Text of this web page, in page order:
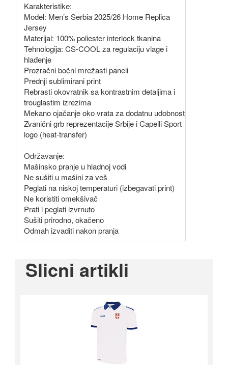
Karakteristike:
Model: Men’s Serbia 2025/26 Home Replica
Jersey
Materijal: 100% poliester interlock tkanina
Tehnologija: CS-COOL za regulaciju vlage i
hlađenje
Prozračni bočni mrežasti paneli
Prednji sublimirani print
Rebrasti okovratnik sa kontrastnim detaljima i
trouglastim izrezima
Mekano ojačanje oko vrata za dodatnu udobnost
Zvanični grb reprezentacije Srbije i Capelli Sport
logo (heat-transfer)
Održavanje:
Mašinsko pranje u hladnoj vodi
Ne sušiti u mašini za veš
Peglati na niskoj temperaturi (izbegavati print)
Ne koristiti omekšivač
Prati i peglati izvrnuto
Sušiti prirodno, okačeno
Odmah izvaditi nakon pranja
Slicni artikli